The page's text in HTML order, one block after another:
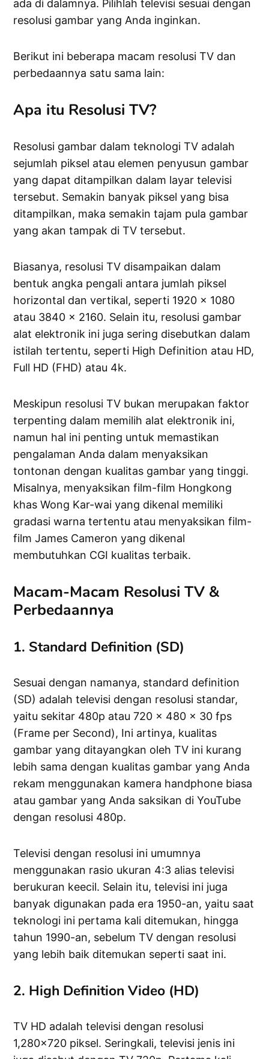
ada di dalamnya. Pilihlah televisi sesuai dengan
resolusi gambar yang Anda inginkan.
Berikut ini beberapa macam resolusi TV dan
perbedaannya satu sama lain:
Apa itu Resolusi TV?
Resolusi gambar dalam teknologi TV adalah
sejumlah piksel atau elemen penyusun gambar
yang dapat ditampilkan dalam layar televisi
tersebut. Semakin banyak piksel yang bisa
ditampilkan, maka semakin tajam pula gambar
yang akan tampak di TV tersebut.
Biasanya, resolusi TV disampaikan dalam
bentuk angka pengali antara jumlah piksel
horizontal dan vertikal, seperti 1920 x 1080
atau 3840 x 2160. Selain itu, resolusi gambar
alat elektronik ini juga sering disebutkan dalam
istilah tertentu, seperti High Definition atau HD,
Full HD (FHD) atau 4k.
Meskipun resolusi TV bukan merupakan faktor
terpenting dalam memilih alat elektronik ini,
namun hal ini penting untuk memastikan
pengalaman Anda dalam menyaksikan
tontonan dengan kualitas gambar yang tinggi.
Misalnya, menyaksikan film-film Hongkong
khas Wong Kar-wai yang dikenal memiliki
gradasi warna tertentu atau menyaksikan film-
film James Cameron yang dikenal
membutuhkan CGI kualitas terbaik.
Macam-Macam Resolusi TV &
Perbedaannya
1. Standard Definition (SD)
Sesuai dengan namanya, standard definition
(SD) adalah televisi dengan resolusi standar,
yaitu sekitar 480p atau 720 x 480 x 30 fps
(Frame per Second), Ini artinya, kualitas
gambar yang ditayangkan oleh TV ini kurang
lebih sama dengan kualitas gambar yang Anda
rekam menggunakan kamera handphone biasa
atau gambar yang Anda saksikan di YouTube
dengan resolusi 480p.
Televisi dengan resolusi ini umumnya
menggunakan rasio ukuran 4:3 alias televisi
berukuran keecil. Selain itu, televisi ini juga
banyak digunakan pada era 1950-an, yaitu saat
teknologi ini pertama kali ditemukan, hingga
tahun 1990-an, sebelum TV dengan resolusi
yang lebih baik ditemukan seperti saat ini.
2. High Definition Video (HD)
TV HD adalah televisi dengan resolusi
1,280×720 piksel. Seringkali, televisi jenis ini